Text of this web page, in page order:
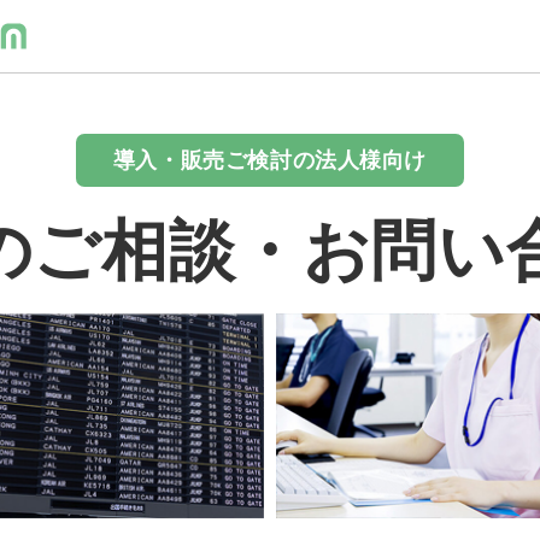
導入・販売ご検討の法人様向け
ご相談・お問い